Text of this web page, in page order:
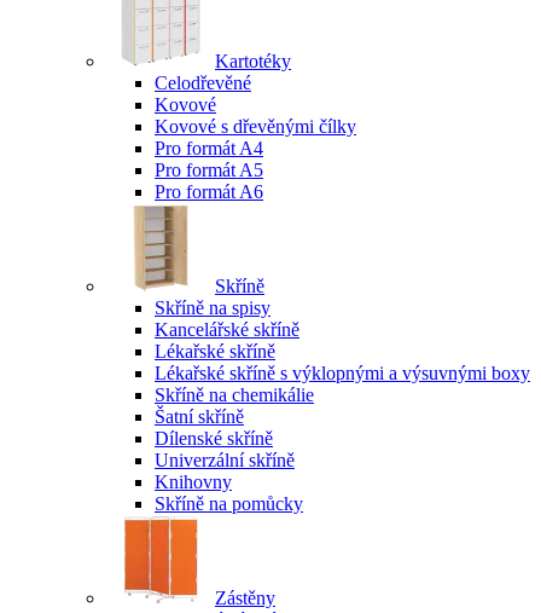
Kartotéky
Celodřevěné
Kovové
Kovové s dřevěnými čílky
Pro formát A4
Pro formát A5
Pro formát A6
Skříně
Skříně na spisy
Kancelářské skříně
Lékařské skříně
Lékařské skříně s výklopnými a výsuvnými boxy
Skříně na chemikálie
Šatní skříně
Dílenské skříně
Univerzální skříně
Knihovny
Skříně na pomůcky
Zástěny